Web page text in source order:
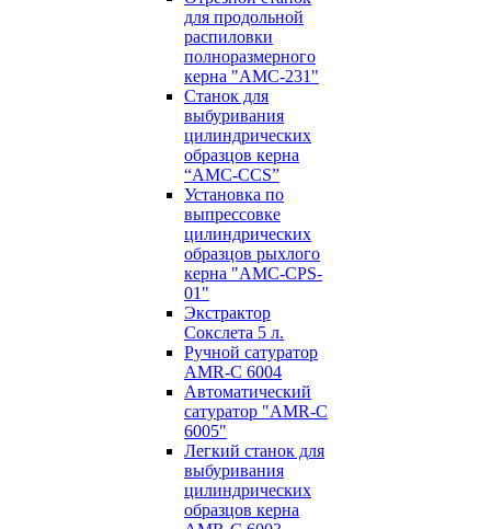
для продольной
распиловки
полноразмерного
керна "AMC-231"
Станок для
выбуривания
цилиндрических
образцов керна
“AMC-CCS”
Установка по
выпресcовке
цилиндрических
образцов рыхлого
керна "AMC-CPS-
01"
Экстрактор
Сокслета 5 л.
Ручной сатуратор
AMR-C 6004
Автоматический
сатуратор "AMR-C
6005"
Легкий станок для
выбуривания
цилиндрических
образцов керна